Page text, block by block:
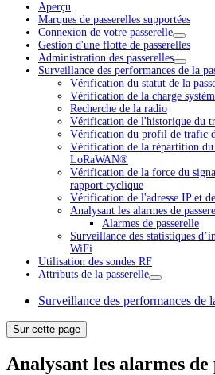
Aperçu
Marques de passerelles supportées
Connexion de votre passerelle
Gestion d'une flotte de passerelles
Administration des passerelles
Surveillance des performances de la
Vérification du statut de la
Vérification de la charge
Recherche de la radio
Vérification de l'historique du
Vérification du profil de trafic
Vérification de la répartition du
LoRaWAN®
Vérification de la force du
rapport cyclique
Vérification de l'adresse IP et
Analysant les alarmes de
Alarmes de passerelle
Surveillance des statistiques
WiFi
Utilisation des sondes RF
Attributs de la passerelle
Surveillance des performances de
Sur cette page
Analysant les alarmes de